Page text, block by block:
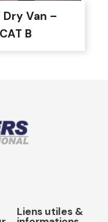
Van –
B
Liens utiles &